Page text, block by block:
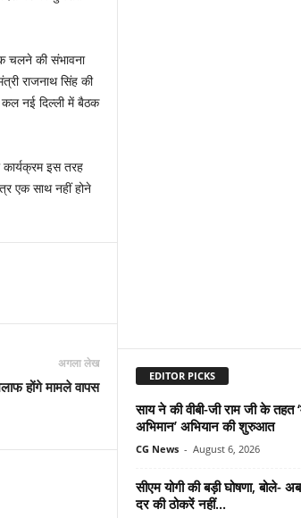
चलने की संभावना
राजनाथ सिंह की
कल नई दिल्ली में बैठक
इस तरह
एक साथ नहीं होने
अगला लेख
होंगे मामले वापस
EDITOR PICKS
साय ने की वीबी-जी राम जी के तहत
अभिमान’ अभियान की शुरुआत
CG News - August 6, 2026
सीएम योगी की बड़ी घोषणा, बोले-
दर की ठोकरें नहीं...